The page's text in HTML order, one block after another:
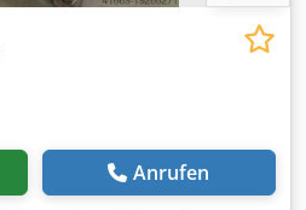
Anrufen